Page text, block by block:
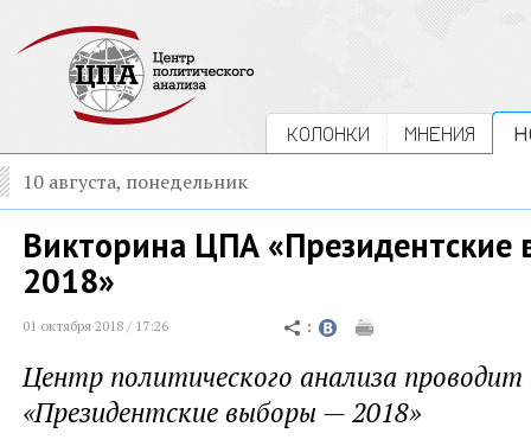
КОЛОНКИ МНЕНИЯ
10 августа, понедельник
Викторина ЦПА
2018»
01 октября 2018 / 17:26
Центр политического анализа
«Президентские выборы — 2018»